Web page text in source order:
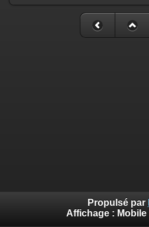
Propulsé par
Affichage : Mobile